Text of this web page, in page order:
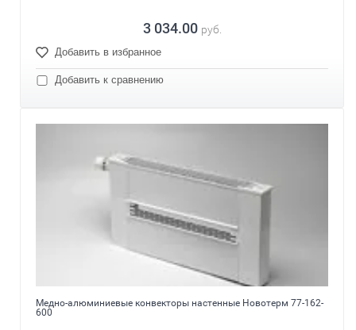
3 034.00 руб.
Добавить в избранное
Добавить к сравнению
Медно-алюминиевые конвекторы настенные Новотерм 77-162-
600